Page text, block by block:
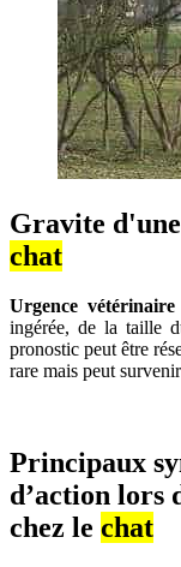
Gravite
chat
Urgence
ingérée, de la taille
pronostic peut être
rare mais peut
Principaux
d’action lors
chez le chat